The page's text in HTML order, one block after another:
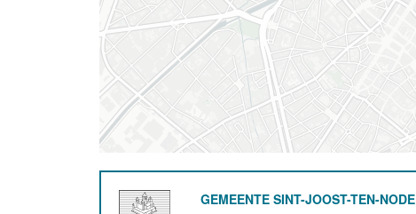
GEMEENTE SINT-JOOST-TEN-NODE